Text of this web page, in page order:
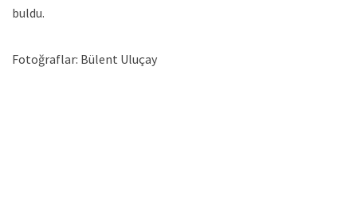
buldu.
Fotoğraflar: Bülent Uluçay